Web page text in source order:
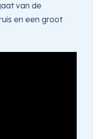
van de
en een groot